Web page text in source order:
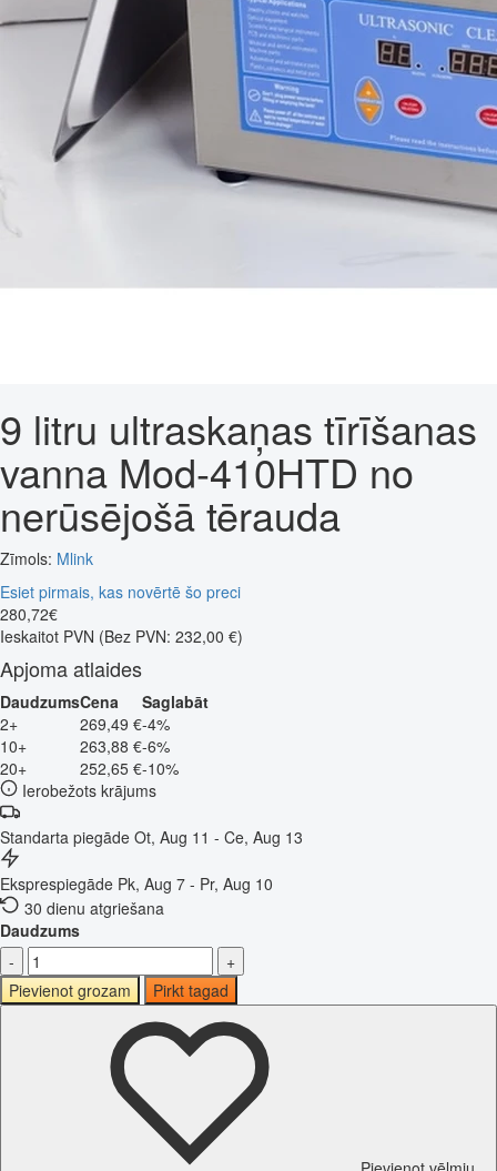
9 litru ultraskaņas tīrīšanas
vanna Mod-410HTD no
nerūsējošā tērauda
Zīmols: Mlink
Esiet pirmais, kas novērtē šo preci
280,72€
Ieskaitot PVN (Bez PVN: 232,00 €)
Apjoma atlaides
DaudzumsCena
Saglabāt
2+
269,49 €-4%
10+
263,88 €-6%
20+
252,65 €-10%
Ierobežots krājums
Standarta piegāde Ot, Aug 11 - Ce, Aug 13
Eksprespiegāde Pk, Aug 7 - Pr, Aug 10
30 dienu atgriešana
Daudzums
-
+
Pievienot grozam
Pirkt tagad